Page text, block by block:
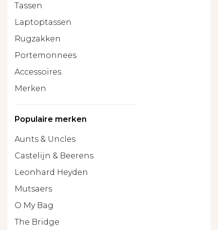
Tassen
Laptoptassen
Rugzakken
Portemonnees
Accessoires
Merken
Populaire merken
Aunts & Uncles
Castelijn & Beerens
Leonhard Heyden
Mutsaers
O My Bag
The Bridge